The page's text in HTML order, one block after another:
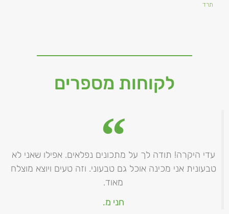
תרד
לקוחות מספרים
עדי היקרה! תודה לך על מתכונים נפלאים. אפילו שאני לא
טבעונית אני מכינה אוכל גם טבעוני. וזה טעים ויוצא מוצלח
מאוד.
חני מ.